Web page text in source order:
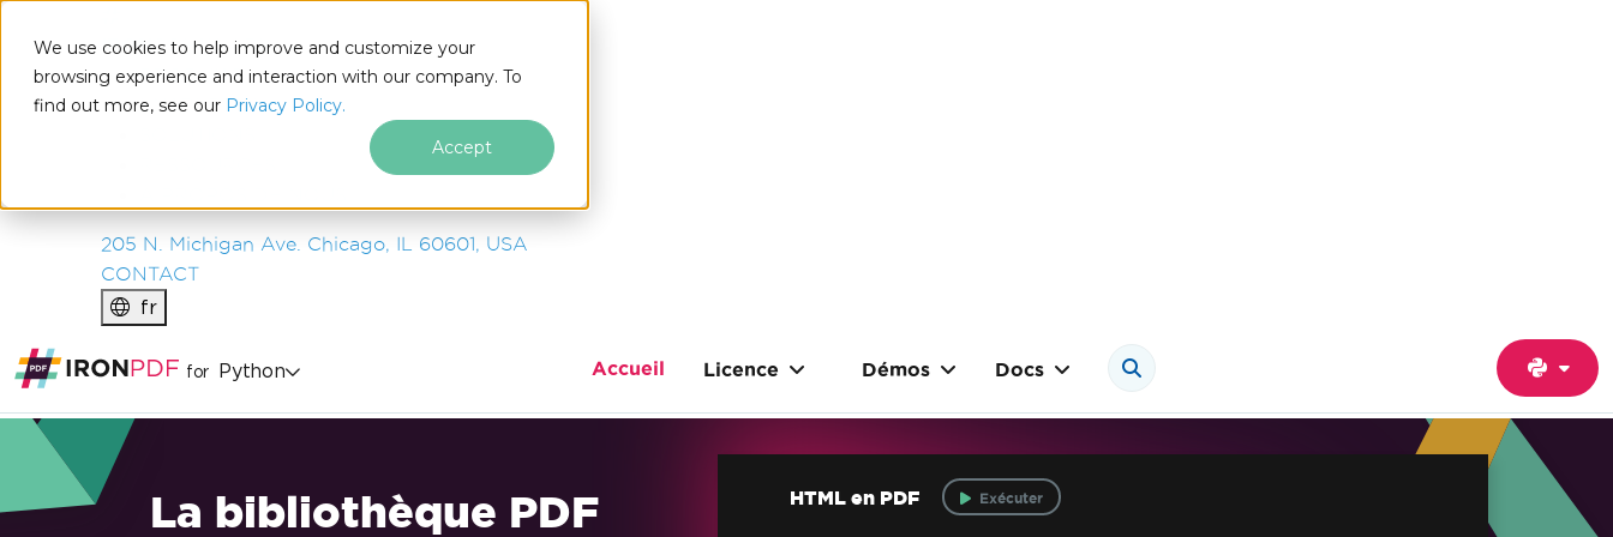
We use cookies to help improve and customize your
browsing experience and interaction with our company. To
find out more, see our Privacy Policy.
Accept
IRONSOFTWARE
PRODUITS
ENTREPRISE
205 N. Michigan Ave. Chicago, IL 60601, USA
CONTACT
fr
for Python Accueil Licence Démos Docs
La bibliothèque PDF
HTML en PDF Exécuter